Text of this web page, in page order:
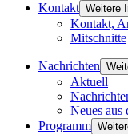
Kontakt Weitere
Kontakt,
Mitschnitte
Nachrichten
Aktuell
Neues aus
Programm